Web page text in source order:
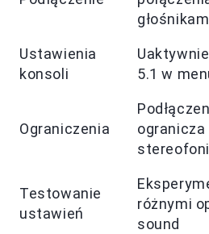
Ustawienia
konsoli
5.1 w
Ograniczenia
Testowanie
ustawień
różnymi
sound